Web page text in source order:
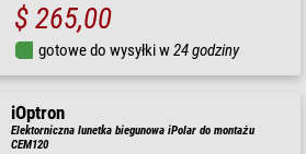
$ 265,00
gotowe do wysyłki w24 godziny
iOptron
Elektorniczna lunetka biegunowa iPolar do montażu
CEM120